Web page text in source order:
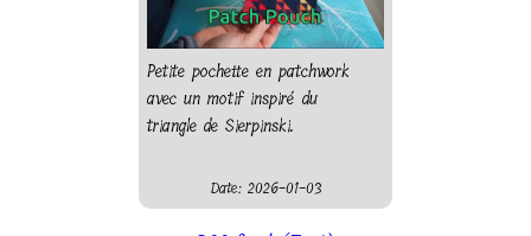
Petite pochette en patchwork
avec un motif inspiré du
triangle de Sierpinski.
Date: 2026-01-03